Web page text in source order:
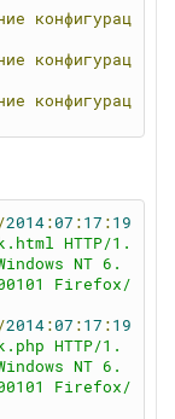
www http h
html site"
конфигурац
конфигурац
конфигурац
-5.5.35
успешно
за
/2014 : 07 : 17 : 19
HTTP/1.
NT 6.
Firefox/
/2014 : 07 : 17 : 19
HTTP/1.
NT 6.
Firefox/